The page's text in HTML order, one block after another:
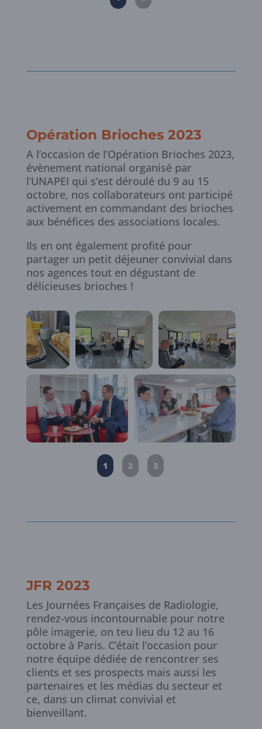
Opération Brioches 2023
A l’occasion de l’Opération Brioches 2023,
évènement national organisé par
l’UNAPEI qui s’est déroulé du 9 au 15
octobre, nos collaborateurs ont participé
activement en commandant des brioches
aux bénéfices des associations locales.
Ils en ont également profité pour
partager un petit déjeuner convivial dans
nos agences tout en dégustant de
délicieuses brioches !
1 2 3
JFR 2023
Les Journées Françaises de Radiologie,
rendez-vous incontournable pour notre
pôle imagerie, on teu lieu du 12 au 16
octobre à Paris. C’était l’occasion pour
notre équipe dédiée de rencontrer ses
clients et ses prospects mais aussi les
partenaires et les médias du secteur et
ce, dans un climat convivial et
bienveillant.